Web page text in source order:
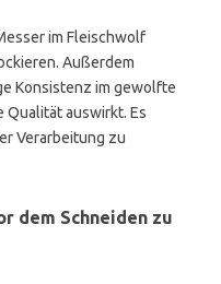
im Fleischwolf
Außerdem
Konsistenz im gewolfte
Qualität auswirkt. Es
Verarbeitung zu
dem Schneiden zu